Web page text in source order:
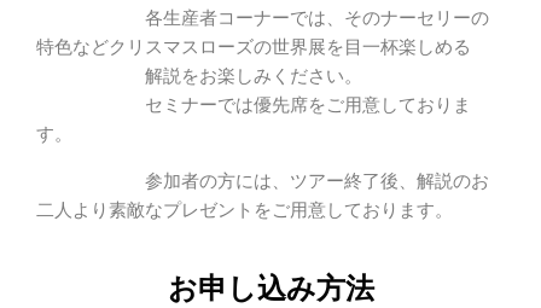
各生産者コーナーでは、そのナーセリーの
特色などクリスマスローズの世界展を目一杯楽しめる
解説をお楽しみください。
セミナーでは優先席をご用意しておりま
す。
参加者の方には、ツアー終了後、解説のお
二人より素敵なプレゼントをご用意しております。
お申し込み方法